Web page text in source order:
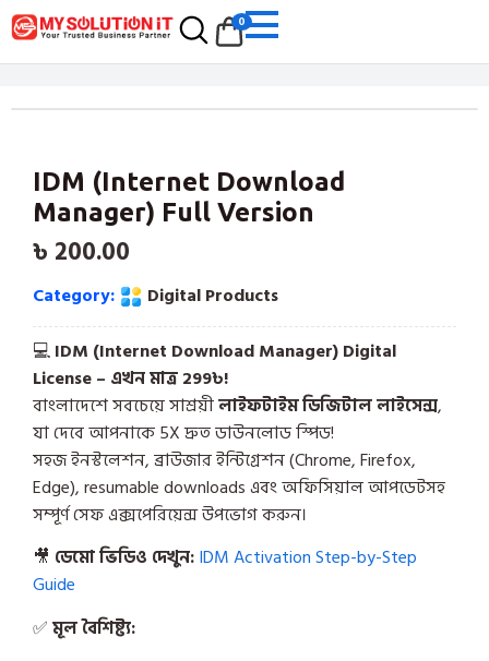
0
IDM (Internet Download
Manager) Full Version
৳ 200.00
Category:
Digital Products
💻IDM (Internet Download Manager) Digital
License – এখন মাত্র 299৳!
বাংলাদেশে সবচেয়ে সাশ্রয়ীলাইফটাইম ডিজিটাল লাইসেন্স,
যা দেবে আপনাকে 5X দ্রুত ডাউনলোড স্পিড!
সহজ ইনস্টলেশন, ব্রাউজার ইন্টিগ্রেশন (Chrome, Firefox,
Edge), resumable downloads এবং অফিসিয়াল আপডেটসহ
সম্পূর্ণ সেফ এক্সপেরিয়েন্স উপভোগ করুন।
🎥 ডেমো ভিডিও দেখুন:IDM Activation Step-by-Step
Guide
✅মূল বৈশিষ্ট্য: